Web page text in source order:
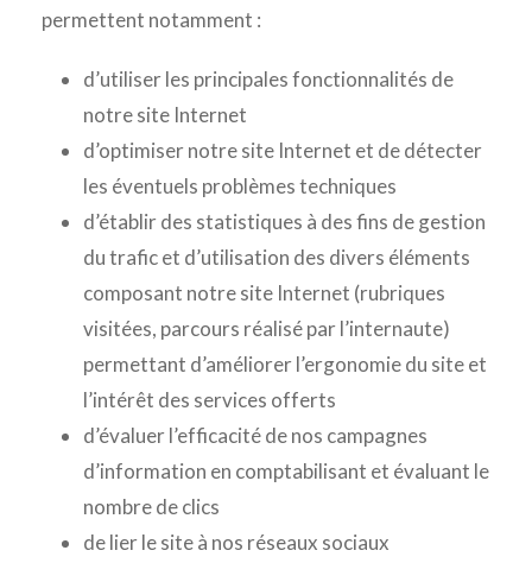
permettent notamment :
d’utiliser les principales fonctionnalités de
notre site Internet
d’optimiser notre site Internet et de détecter
les éventuels problèmes techniques
d’établir des statistiques à des fins de gestion
du trafic et d’utilisation des divers éléments
composant notre site Internet (rubriques
visitées, parcours réalisé par l’internaute)
permettant d’améliorer l’ergonomie du site et
l’intérêt des services offerts
d’évaluer l’efficacité de nos campagnes
d’information en comptabilisant et évaluant le
nombre de clics
de lier le site à nos réseaux sociaux